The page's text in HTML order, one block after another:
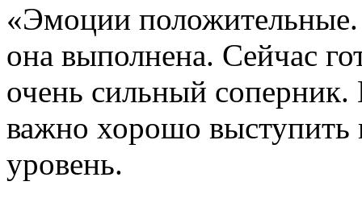
«Эмоции
она выполнена. Сейчас
очень сильный
важно хорошо выступить
уровень.